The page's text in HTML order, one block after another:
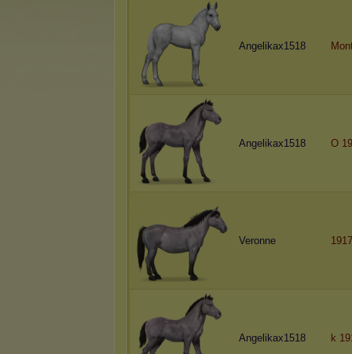
Angelikax1518
Angelikax1518 O
Veronne
Angelikax1518 k